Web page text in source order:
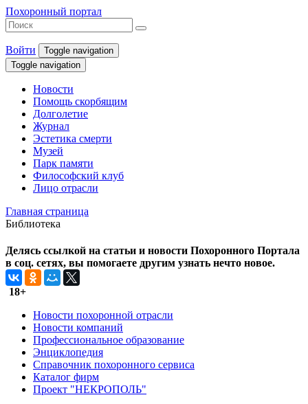
Похоронный портал
Войти
Toggle navigation
Toggle navigation
Новости
Помощь скорбящим
Долголетие
Журнал
Эстетика смерти
Музей
Парк памяти
Философский клуб
Лицо отрасли
Главная страница
Библиотека
Делясь ссылкой на статьи и новости Похоронного Портала
в соц. сетях, вы помогаете другим узнать нечто новое.
18+
Новости похоронной отрасли
Новости компаний
Профессиональное образование
Энциклопедия
Справочник похоронного сервиса
Каталог фирм
Проект "НЕКРОПОЛЬ"